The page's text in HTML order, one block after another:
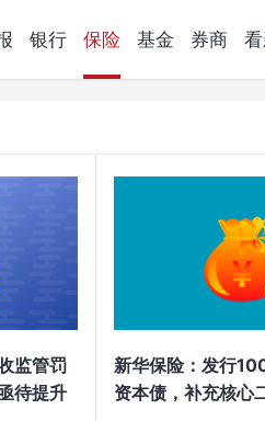
银行 保险 基金 券商
监管罚
待提升
新华保险：发行
资本债，补充核心